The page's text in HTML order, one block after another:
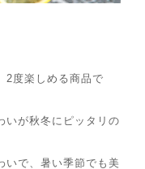
2度楽しめる商品で
いが秋冬にピッタリの
いで、暑い季節でも美